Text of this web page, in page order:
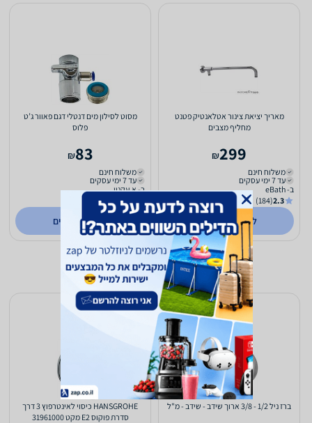
מאריך יציאת צינור אטלאנטיק פטנט
מחליף מצבים
299
₪
משלוח חינם
עד 7 ימי עסקים
ב- eBath
2.3
(184)
לפרטים נוספים
מסוט לסילון מים דנטלי דגם פאוור ג’ט
פלוס
83
₪
משלוח חינם
עד 7 ימי עסקים
ב- א.עקנין
5.0
(167)
לפרטים נוספים
ברז ניל 1/2 - 3/8 ארוך שידב - שידב - מ"ל
HANSGROHE כיסוי לאינטרפוץ 3 דרך
סדרת פוקוס E2 מקט 31961000